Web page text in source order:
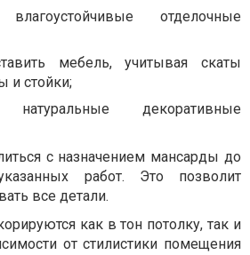
влагоустойчивые отделочные
мебель, учитывая скаты
и стойки;
натуральные декоративные
с назначением мансарды до
работ. Это позволит
все детали.
как в тон потолку, так и
от стилистики помещения